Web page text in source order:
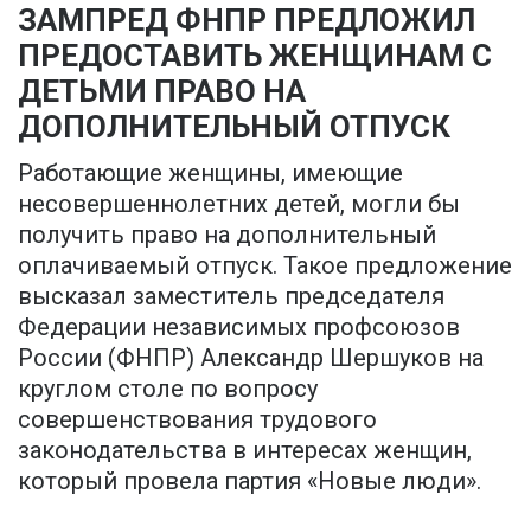
ЗАМПРЕД ФНПР ПРЕДЛОЖИЛ
ПРЕДОСТАВИТЬ ЖЕНЩИНАМ С
ДЕТЬМИ ПРАВО НА
ДОПОЛНИТЕЛЬНЫЙ ОТПУСК
Работающие женщины, имеющие
несовершеннолетних детей, могли бы
получить право на дополнительный
оплачиваемый отпуск. Такое предложение
высказал заместитель председателя
Федерации независимых профсоюзов
России (ФНПР) Александр Шершуков на
круглом столе по вопросу
совершенствования трудового
законодательства в интересах женщин,
который провела партия «Новые люди».